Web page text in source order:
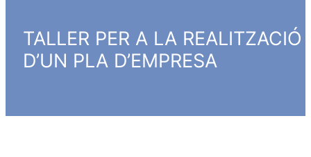
TALLER PER A LA REALITZACIÓ
D’UN PLA D’EMPRESA